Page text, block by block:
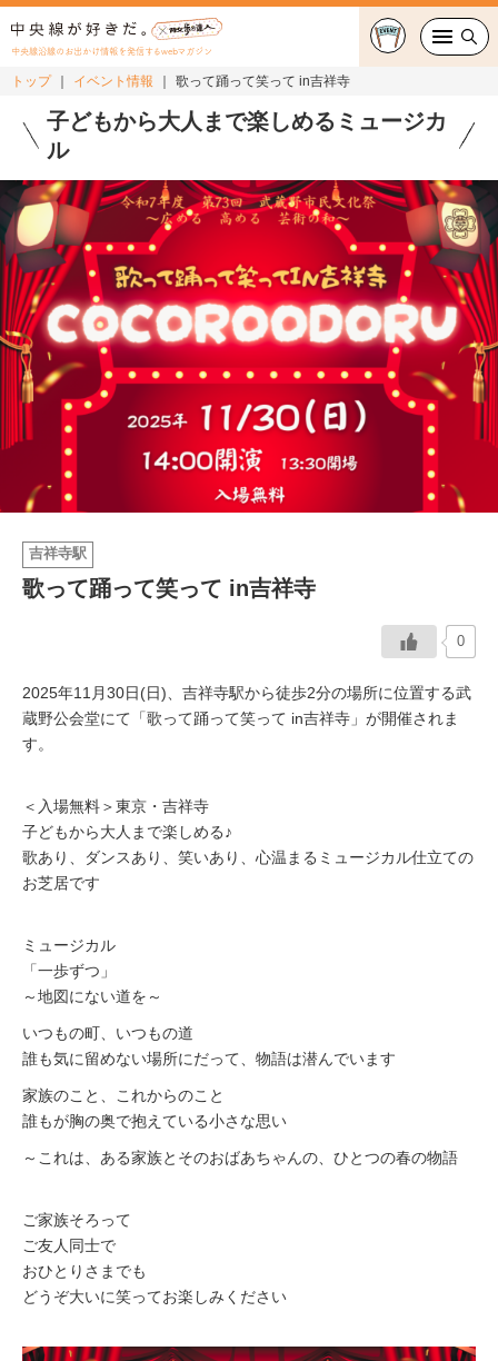
中央線沿線のお出かけ情報を発信するwebマガジン
グルメ・カフェ
おでかけ
ショッピング
中央線カルチャー
特集
連載
中央線フェス
イベント情報
おしらせ
トップ イベント情報 歌って踊って笑って in吉祥寺
子どもから大人まで楽しめるミュージカ
ル
吉祥寺駅
歌って踊って笑って in吉祥寺
0
2025年11月30日(日)、吉祥寺駅から徒歩2分の場所に位置する武
蔵野公会堂にて「歌って踊って笑って in吉祥寺」が開催されま
す。
＜入場無料＞東京・吉祥寺
子どもから大人まで楽しめる♪
歌あり、ダンスあり、笑いあり、心温まるミュージカル仕立ての
お芝居です
ミュージカル
「一歩ずつ」
～地図にない道を～
いつもの町、いつもの道
誰も気に留めない場所にだって、物語は潜んでいます
家族のこと、これからのこと
誰もが胸の奥で抱えている小さな思い
～これは、ある家族とそのおばあちゃんの、ひとつの春の物語
ご家族そろって
ご友人同士で
おひとりさまでも
どうぞ大いに笑ってお楽しみください